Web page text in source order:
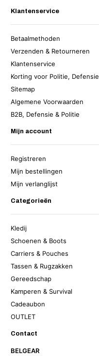
Klantenservice
Betaalmethoden
Verzenden & Retourneren
Klantenservice
Korting voor Politie,
Sitemap
Algemene Voorwaarden
B2B, Defensie & Politie
Mijn account
Registreren
Mijn bestellingen
Mijn verlanglijst
Categorieën
Kledij
Schoenen & Boots
Carriers & Pouches
Tassen & Rugzakken
Gereedschap
Kamperen & Survival
Cadeaubon
OUTLET
Contact
BELGEAR